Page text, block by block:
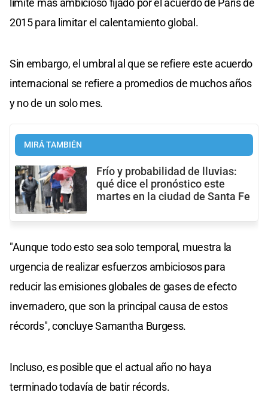
límite más ambicioso fijado por el acuerdo de París de
2015 para limitar el calentamiento global.
Sin embargo, el umbral al que se refiere este acuerdo
internacional se refiere a promedios de muchos años
y no de un solo mes.
MIRÁ TAMBIÉN
Frío y probabilidad de lluvias:
qué dice el pronóstico este
martes en la ciudad de Santa Fe
"Aunque todo esto sea solo temporal, muestra la
urgencia de realizar esfuerzos ambiciosos para
reducir las emisiones globales de gases de efecto
invernadero, que son la principal causa de estos
récords", concluye Samantha Burgess.
Incluso, es posible que el actual año no haya
terminado todavía de batir récords.